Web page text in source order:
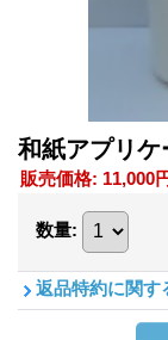
和紙アプリケ
販売価格: 11,000
数量:
返品特約に関す